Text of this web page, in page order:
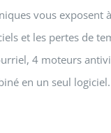
vous exposent
et les pertes de
4 moteurs
en un seul logiciel.